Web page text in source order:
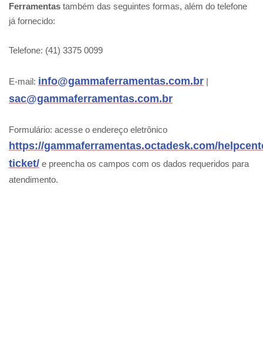
Ferramentas também das seguintes formas, além do telefone
já fornecido:
Telefone: (41) 3375 0099
E-mail: info@gammaferramentas.com.br |
sac@gammaferramentas.com.br
Formulário: acesse o endereço eletrônico
https://gammaferramentas.octadesk.com/
ticket/ e preencha os campos com os dados requeridos para
atendimento.